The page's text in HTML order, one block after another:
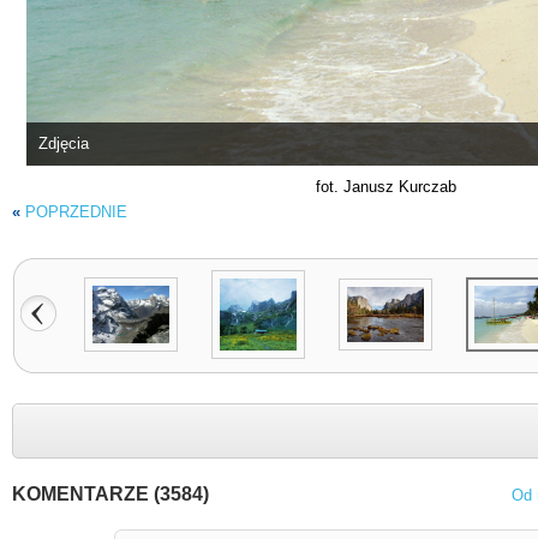
Zdjęcia
fot. Janusz Kurczab
« POPRZEDNIE
KOMENTARZE (3584) Od